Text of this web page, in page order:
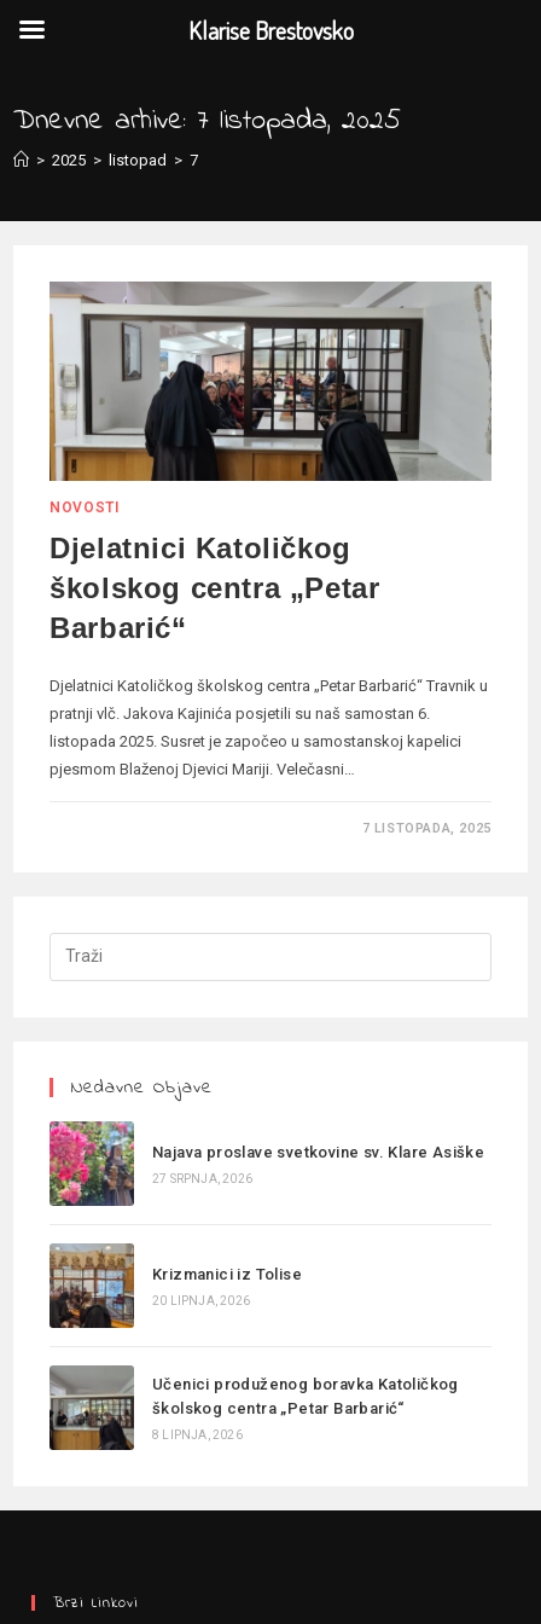
sadržaj
Dnevne arhive: 7 listopada, 2025
> 2025 > listopad > 7
NOVOSTI
Djelatnici Katoličkog
školskog centra „Petar
Barbarić“
Djelatnici Katoličkog školskog centra „Petar Barbarić“ Travnik u
pratnji vlč. Jakova Kajinića posjetili su naš samostan 6.
listopada 2025. Susret je započeo u samostanskoj kapelici
pjesmom Blaženoj Djevici Mariji. Velečasni…
7 LISTOPADA, 2025
Nedavne Objave
Najava proslave svetkovine sv. Klare Asiške
27 SRPNJA, 2026
Krizmanici iz Tolise
20 LIPNJA, 2026
Učenici produženog boravka Katoličkog
školskog centra „Petar Barbarić“
8 LIPNJA, 2026
Brzi Linkovi
Klarise Brestovsko